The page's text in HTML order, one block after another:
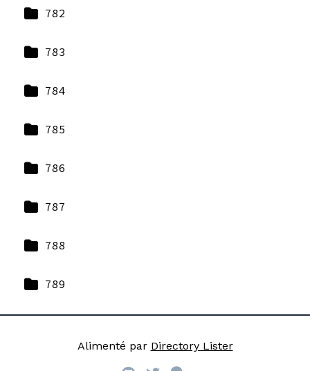
782
783
784
785
786
787
788
789
Alimenté par Directory Lister